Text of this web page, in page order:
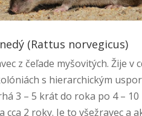
(Rattus norvegicus)
z čeľade myšovitých. Žije v
s hierarchickým
3 – 5 krát do roka po 4 – 10
cca 2 roky. Je to všežravec a